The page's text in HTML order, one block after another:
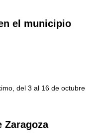
el municipio
del 3 al 16 de octubre
Zaragoza